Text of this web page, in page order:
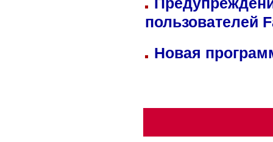
пользователей
Новая